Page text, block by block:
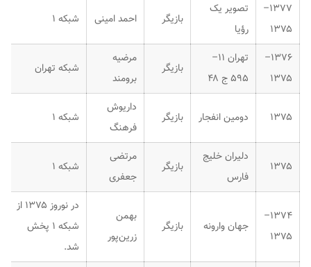
۱۳۷۷–
۱۳۷۵
تصویر یک
رؤیا
بازیگر احمد امینی شبکه ۱
۱۳۷۶–
۱۳۷۵
تهران ۱۱–
۵۹۵ ج ۴۸
بازیگر
مرضیه
برومند
شبکه تهران
۱۳۷۵ دومین انفجار بازیگر
داریوش
فرهنگ
شبکه ۱
۱۳۷۵
دلیران خلیج
فارس
بازیگر
مرتضی
جعفری
شبکه ۱
۱۳۷۴–
۱۳۷۵
جهان وارونه بازیگر
بهمن
زرین‌پور
در نوروز ۱۳۷۵ از
شبکه ۱ پخش
شد.